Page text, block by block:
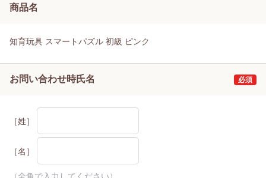
商品名
知育玩具 スマートパズル 初級 ピンク
お問い合わせ時氏名
［姓］
［名］